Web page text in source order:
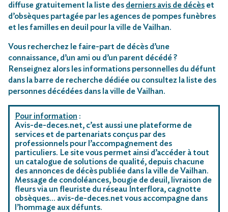
diffuse gratuitement la liste des derniers avis de décès et
d’obsèques partagée par les agences de pompes funèbres
et les familles en deuil pour la ville de Vailhan.
Vous recherchez le faire-part de décès d’une
connaissance, d’un ami ou d’un parent décédé ?
Renseignez alors les informations personnelles du défunt
dans la barre de recherche dédiée ou consultez la liste des
personnes décédées dans la ville de Vailhan.
Pour information :
Avis-de-deces.net, c’est aussi une plateforme de
services et de partenariats conçus par des
professionnels pour l’accompagnement des
particuliers. Le site vous permet ainsi d’accéder à tout
un catalogue de solutions de qualité, depuis chacune
des annonces de décès publiée dans la ville de Vailhan.
Message de condoléances, bougie de deuil, livraison de
fleurs via un fleuriste du réseau Interflora, cagnotte
obsèques… avis-de-deces.net vous accompagne dans
l’hommage aux défunts.